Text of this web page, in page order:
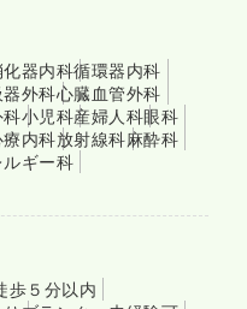
化器内科循環器内科
外科心臓血管外科
小児科産婦人科眼科
内科放射線科麻酔科
ルギー科
歩５分以内